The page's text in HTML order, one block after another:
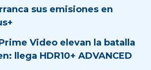
sus emisiones en
Video elevan la batalla
llega HDR10+ ADVANCED